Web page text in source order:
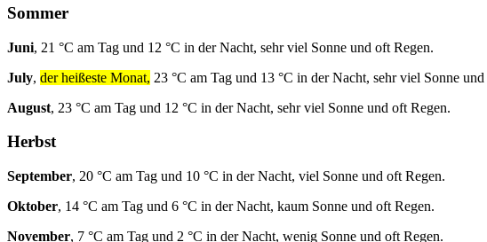
Sommer
Juni, 21 °C am Tag und 12 °C in der Nacht, sehr viel Sonne und oft Regen.
July, der heißeste Monat, 23 °C am Tag und 13 °C in der Nacht, sehr viel Sonne
August, 23 °C am Tag und 12 °C in der Nacht, sehr viel Sonne und oft Regen.
Herbst
September, 20 °C am Tag und 10 °C in der Nacht, viel Sonne und oft Regen.
Oktober, 14 °C am Tag und 6 °C in der Nacht, kaum Sonne und oft Regen.
November, 7 °C am Tag und 2 °C in der Nacht, wenig Sonne und oft Regen.